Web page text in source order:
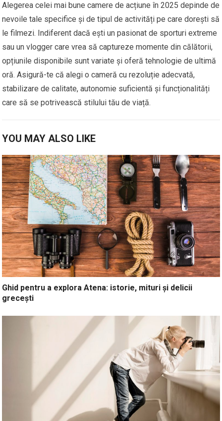
Alegerea celei mai bune camere de acțiune în 2025 depinde de
nevoile tale specifice și de tipul de activități pe care dorești să
le filmezi. Indiferent dacă ești un pasionat de sporturi extreme
sau un vlogger care vrea să captureze momente din călătorii,
opțiunile disponibile sunt variate și oferă tehnologie de ultimă
oră. Asigură-te că alegi o cameră cu rezoluție adecvată,
stabilizare de calitate, autonomie suficientă și funcționalități
care să se potrivească stilului tău de viață.
YOU MAY ALSO LIKE
Ghid pentru a explora Atena: istorie, mituri și delicii
grecești